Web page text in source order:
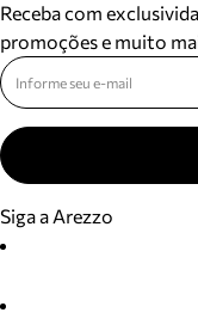
Receba com
promoções e muito
Siga a Arezzo